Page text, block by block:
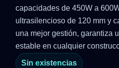
capacidades de 450W a
ultrasilencioso de 120 mm y
una mejor gestión, garantiza
estable en cualquier
Sin existencias